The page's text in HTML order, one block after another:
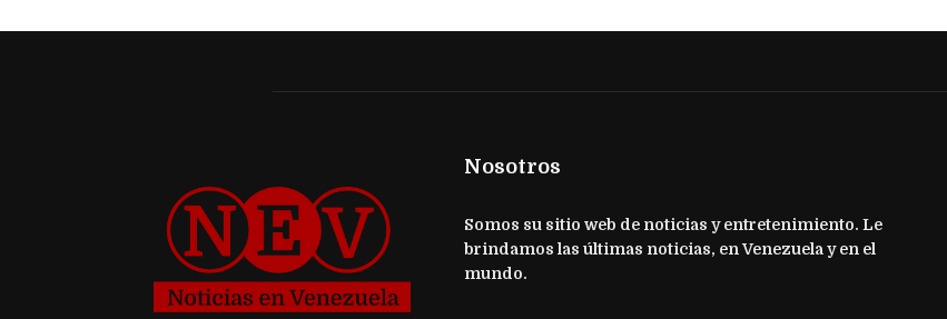
Nosotros
Somos su sitio web de noticias y entretenimiento. Le
brindamos las últimas noticias, en Venezuela y en el
mundo.